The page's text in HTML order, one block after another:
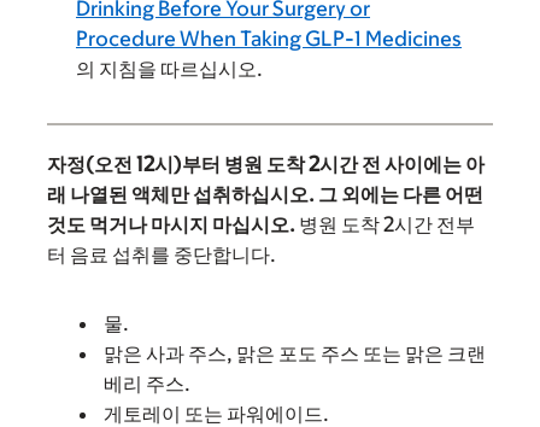
Drinking Before Your Surgery or
Procedure When Taking GLP-1 Medicines
의 지침을 따르십시오.
자정(오전 12시)부터 병원 도착 2시간 전 사이에는 아
래 나열된 액체만 섭취하십시오. 그 외에는 다른 어떤
것도 먹거나 마시지 마십시오. 병원 도착 2시간 전부
터 음료 섭취를 중단합니다.
물.
맑은 사과 주스, 맑은 포도 주스 또는 맑은 크랜
베리 주스.
게토레이 또는 파워에이드.